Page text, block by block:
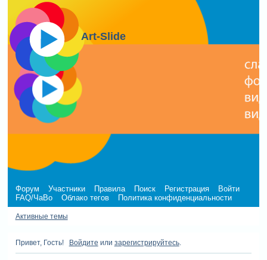
Art-Slide
Форум Участники Правила Поиск Регистрация
Войти
FAQ/ЧаВо
Облако тегов Политика конфиденциальности
Активные темы
Привет, Гость! Войдите или зарегистрируйтесь.